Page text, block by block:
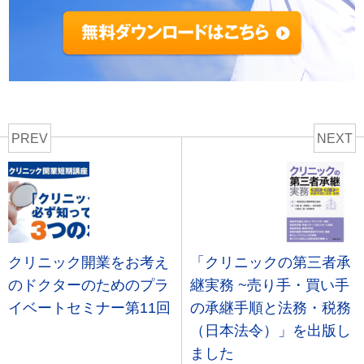
PREV
クリニック開業をお考え
のドクターのためのプラ
イベートセミナー第11回
NEXT
「クリニックの第三者承
継実務 ~売り手・買い手
の承継手順と法務・税務
（日本法令）」を出版し
ました